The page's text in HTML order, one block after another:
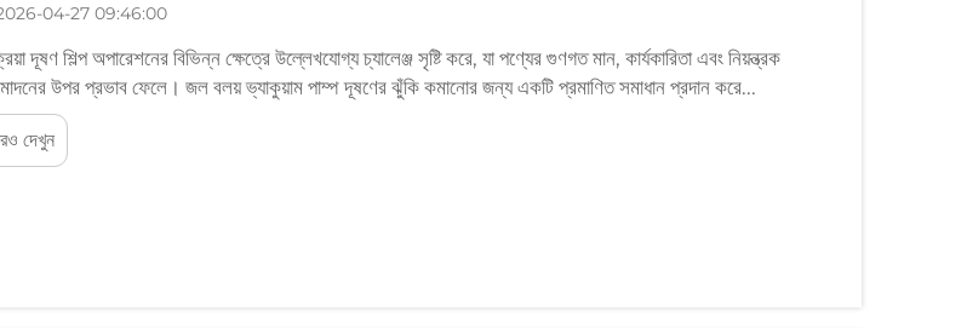
04-27 09:46:00
দূষণ শিল্প অপারেশনের বিভিন্ন ক্ষেত্রে উল্লেখযোগ্য চ্যালেঞ্জ সৃষ্টি করে, যা পণ্যের গুণগত মান, কার্যকারিতা এবং নিয়ন্ত্রক
উপর প্রভাব ফেলে। জল বলয় ভ্যাকুয়াম পাম্প দূষণের ঝুঁকি কমানোর জন্য একটি প্রমাণিত সমাধান প্রদান করে...
দেখুন